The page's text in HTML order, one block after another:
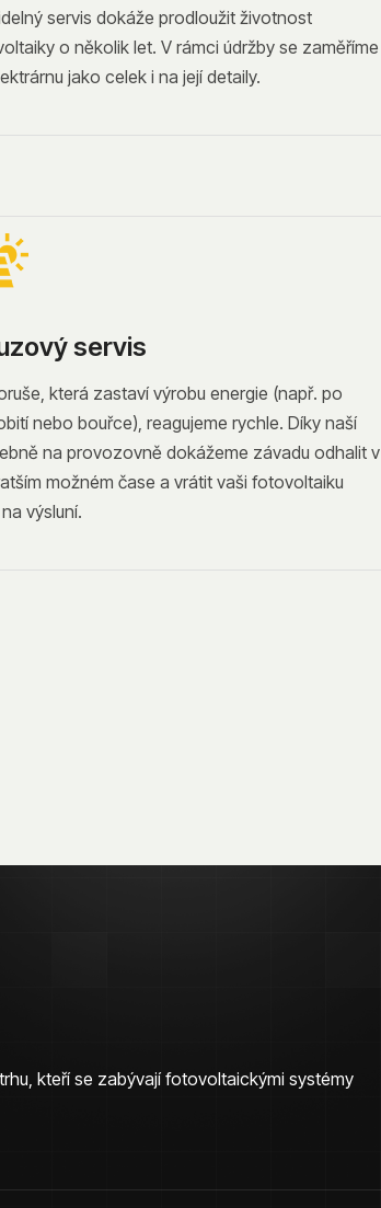
servis dokáže prodloužit životnost
o několik let. V rámci údržby se zaměříme
jako celek i na její detaily.
servis
která zastaví výrobu energie (např. po
nebo bouřce), reagujeme rychle. Díky naší
na provozovně dokážeme závadu odhalit v
možném čase a vrátit vaši fotovoltaiku
výsluní.
kteří se zabývají fotovoltaickými systémy